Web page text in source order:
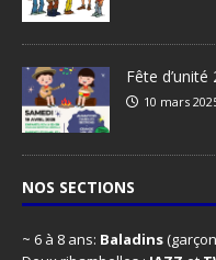
Fête
10 mars
NOS SECTIONS
~ 6 à 8 ans: Baladins